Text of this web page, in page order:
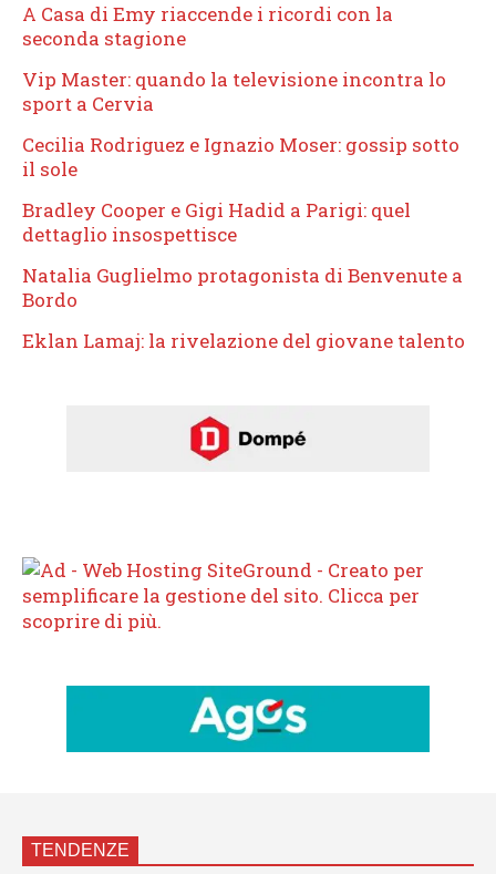
A Casa di Emy riaccende i ricordi con la
seconda stagione
Vip Master: quando la televisione incontra lo
sport a Cervia
Cecilia Rodriguez e Ignazio Moser: gossip sotto
il sole
Bradley Cooper e Gigi Hadid a Parigi: quel
dettaglio insospettisce
Natalia Guglielmo protagonista di Benvenute a
Bordo
Eklan Lamaj: la rivelazione del giovane talento
TENDENZE